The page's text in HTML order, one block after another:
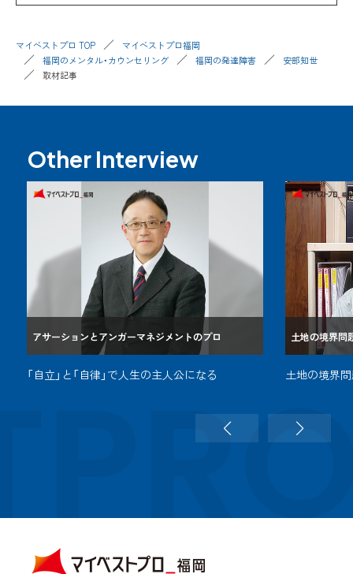
マイベストプロ TOP
マイベストプロ福岡
福岡のメンタル・カウンセリング
福岡の発達障害
安部知世
取材記事
Other Interview
アサーションとアンガーマネジメントのプロ
「自立」と「自律」で人生の主人公になる
土地の境界問
土地の境界